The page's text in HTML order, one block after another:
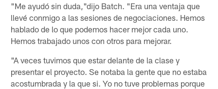
"Me ayudó sin duda,"dijo Batch. "Era una ventaja que
llevé conmigo a las sesiones de negociaciones. Hemos
hablado de lo que podemos hacer mejor cada uno.
Hemos trabajado unos con otros para mejorar.
"A veces tuvimos que estar delante de la clase y
presentar el proyecto. Se notaba la gente que no estaba
acostumbrada y la que si. Yo no tuve problemas porque